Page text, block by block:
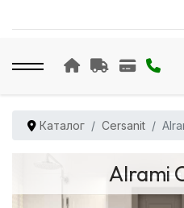
Каталог Cersanit
Alrami